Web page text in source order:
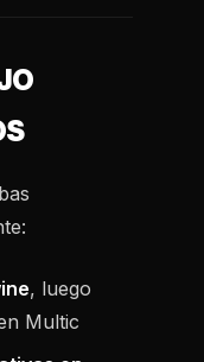
, luego
Multic